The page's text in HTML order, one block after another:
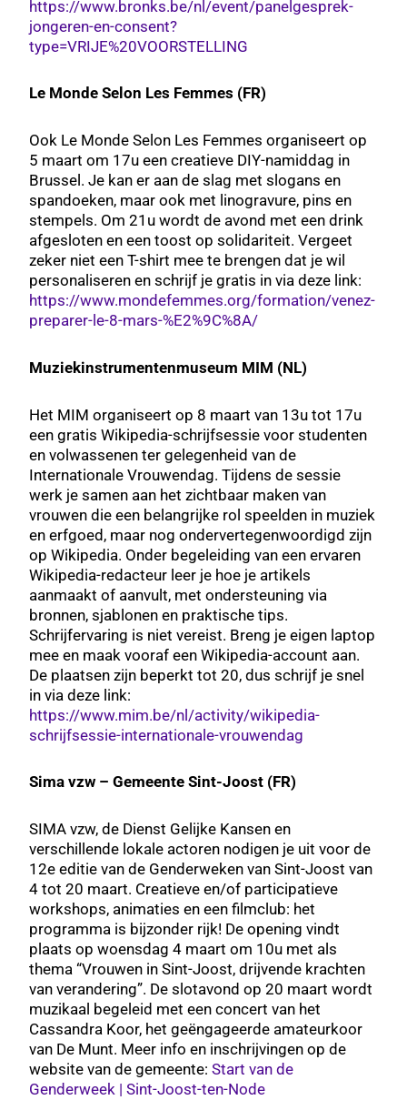
https://www.bronks.be/nl/event/panelgesprek-
jongeren-en-consent?
type=VRIJE%20VOORSTELLING
Le Monde Selon Les Femmes (FR)
Ook Le Monde Selon Les Femmes organiseert op
5 maart om 17u een creatieve DIY-namiddag in
Brussel. Je kan er aan de slag met slogans en
spandoeken, maar ook met linogravure, pins en
stempels. Om 21u wordt de avond met een drink
afgesloten en een toost op solidariteit. Vergeet
zeker niet een T-shirt mee te brengen dat je wil
personaliseren en schrijf je gratis in via deze link:
https://www.mondefemmes.org/formation/venez-
preparer-le-8-mars-%E2%9C%8A/
Muziekinstrumentenmuseum MIM (NL)
Het MIM organiseert op 8 maart van 13u tot 17u
een gratis Wikipedia-schrijfsessie voor studenten
en volwassenen ter gelegenheid van de
Internationale Vrouwendag. Tijdens de sessie
werk je samen aan het zichtbaar maken van
vrouwen die een belangrijke rol speelden in muziek
en erfgoed, maar nog ondervertegenwoordigd zijn
op Wikipedia. Onder begeleiding van een ervaren
Wikipedia-redacteur leer je hoe je artikels
aanmaakt of aanvult, met ondersteuning via
bronnen, sjablonen en praktische tips.
Schrijfervaring is niet vereist. Breng je eigen laptop
mee en maak vooraf een Wikipedia-account aan.
De plaatsen zijn beperkt tot 20, dus schrijf je snel
in via deze link:
https://www.mim.be/nl/activity/wikipedia-
schrijfsessie-internationale-vrouwendag
Sima vzw – Gemeente Sint-Joost (FR)
SIMA vzw, de Dienst Gelijke Kansen en
verschillende lokale actoren nodigen je uit voor de
12e editie van de Genderweken van Sint-Joost van
4 tot 20 maart. Creatieve en/of participatieve
workshops, animaties en een filmclub: het
programma is bijzonder rijk! De opening vindt
plaats op woensdag 4 maart om 10u met als
thema “Vrouwen in Sint-Joost, drijvende krachten
van verandering”. De slotavond op 20 maart wordt
muzikaal begeleid met een concert van het
Cassandra Koor, het geëngageerde amateurkoor
van De Munt. Meer info en inschrijvingen op de
website van de gemeente:Start van de
Genderweek | Sint-Joost-ten-Node